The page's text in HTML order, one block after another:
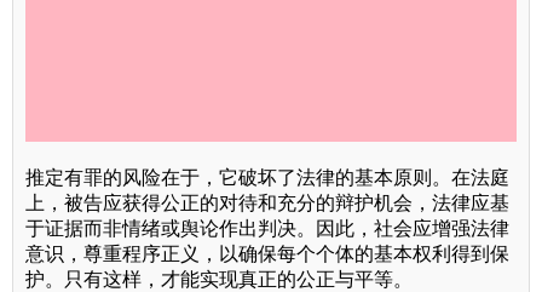
推定有罪的风险在于，它破坏了法律的基本原则。在法庭
上，被告应获得公正的对待和充分的辩护机会，法律应基
于证据而非情绪或舆论作出判决。因此，社会应增强法律
意识，尊重程序正义，以确保每个个体的基本权利得到保
护。只有这样，才能实现真正的公正与平等。